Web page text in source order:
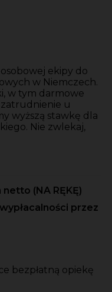
ekipy do
w Niemczech.
w tym darmowe
u
wyższą stawkę dla
Nie zwlekaj,
netto (NA RĘKĘ)
przez
bezpłatną opiekę